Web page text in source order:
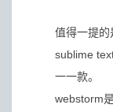
值得一提的
sublime
一一款。
webstorm